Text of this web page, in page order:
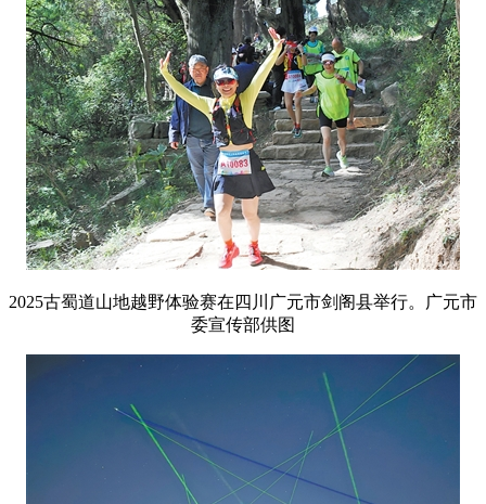
2025古蜀道山地越野体验赛在四川广元市剑阁县举行。广元市
委宣传部供图